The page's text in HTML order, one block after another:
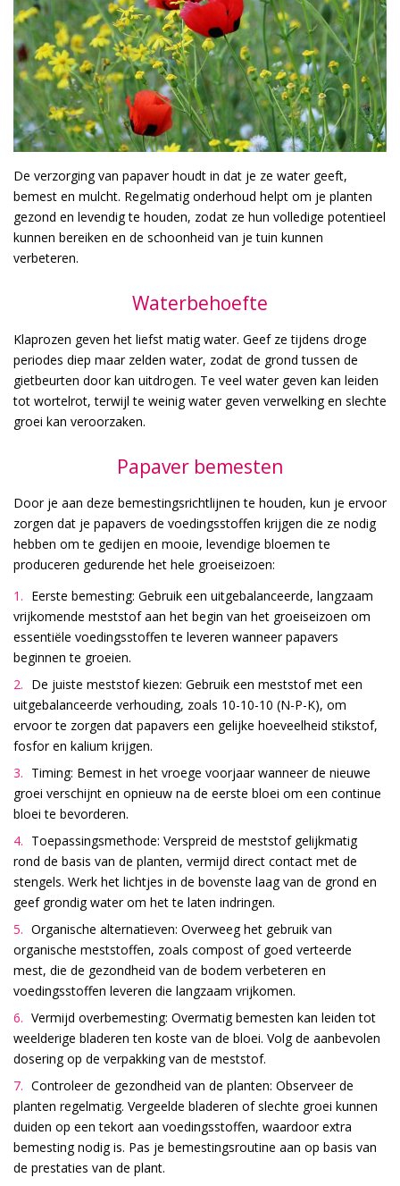
De verzorging van papaver houdt in dat je ze water geeft,
bemest en mulcht. Regelmatig onderhoud helpt om je planten
gezond en levendig te houden, zodat ze hun volledige potentieel
kunnen bereiken en de schoonheid van je tuin kunnen
verbeteren.
Waterbehoefte
Klaprozen geven het liefst matig water. Geef ze tijdens droge
periodes diep maar zelden water, zodat de grond tussen de
gietbeurten door kan uitdrogen. Te veel water geven kan leiden
tot wortelrot, terwijl te weinig water geven verwelking en slechte
groei kan veroorzaken.
Papaver bemesten
Door je aan deze bemestingsrichtlijnen te houden, kun je ervoor
zorgen dat je papavers de voedingsstoffen krijgen die ze nodig
hebben om te gedijen en mooie, levendige bloemen te
produceren gedurende het hele groeiseizoen:
Eerste bemesting: Gebruik een uitgebalanceerde, langzaam
vrijkomende meststof aan het begin van het groeiseizoen om
essentiële voedingsstoffen te leveren wanneer papavers
beginnen te groeien.
De juiste meststof kiezen: Gebruik een meststof met een
uitgebalanceerde verhouding, zoals 10-10-10 (N-P-K), om
ervoor te zorgen dat papavers een gelijke hoeveelheid stikstof,
fosfor en kalium krijgen.
Timing: Bemest in het vroege voorjaar wanneer de nieuwe
groei verschijnt en opnieuw na de eerste bloei om een continue
bloei te bevorderen.
Toepassingsmethode: Verspreid de meststof gelijkmatig
rond de basis van de planten, vermijd direct contact met de
stengels. Werk het lichtjes in de bovenste laag van de grond en
geef grondig water om het te laten indringen.
Organische alternatieven: Overweeg het gebruik van
organische meststoffen, zoals compost of goed verteerde
mest, die de gezondheid van de bodem verbeteren en
voedingsstoffen leveren die langzaam vrijkomen.
Vermijd overbemesting: Overmatig bemesten kan leiden tot
weelderige bladeren ten koste van de bloei. Volg de aanbevolen
dosering op de verpakking van de meststof.
Controleer de gezondheid van de planten: Observeer de
planten regelmatig. Vergeelde bladeren of slechte groei kunnen
duiden op een tekort aan voedingsstoffen, waardoor extra
bemesting nodig is. Pas je bemestingsroutine aan op basis van
de prestaties van de plant.